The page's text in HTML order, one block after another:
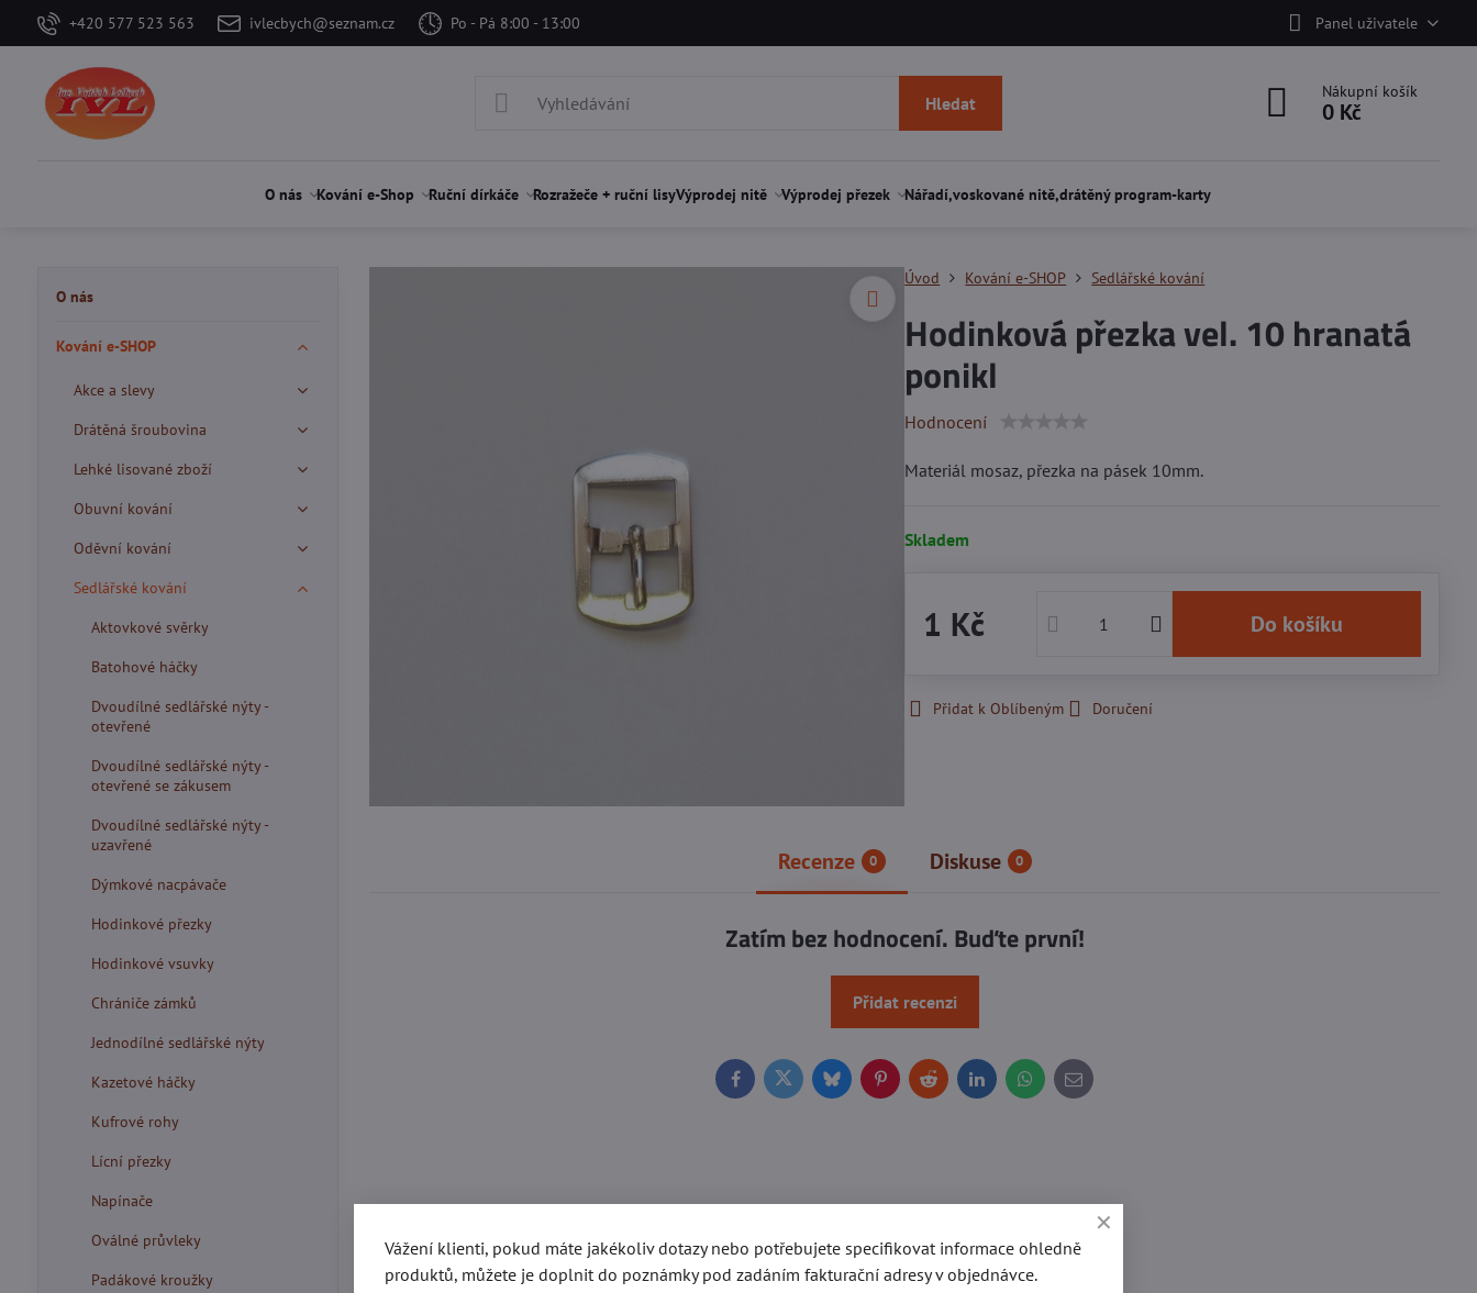
+420 577 523 563 ivlecbych@seznam.cz Po - Pá 8:00 - 13:00 Panel uživatele
Hledat
Nákupní košík
0 Kč
O nás Kování e-Shop Ruční dírkáče Rozražeče + ruční lisyVýprodej nitě Výprodej přezek Nářadí,voskované nitě,drátěný program-karty
Úvod Kování e-SHOP Sedlářské kování
Hodinková přezka vel. 10 hranatá
ponikl
Hodnocení
Materiál mosaz, přezka na pásek 10mm.
Skladem
1 Kč Do košíku
Přidat k Oblíbeným Doručení
Recenze 0 Diskuse 0
Zatím bez hodnocení. Buďte první!
Přidat recenzi
FacebookTwitterBlueskyPinterestRedditLinkedInWhatsApp
E-
mail
O nás
Kování e-SHOP
Akce a slevy
Drátěná šroubovina
Lehké lisované zboží
Obuvní kování
Oděvní kování
Sedlářské kování
Aktovkové svěrky
Batohové háčky
Dvoudílné sedlářské nýty -
otevřené
Dvoudílné sedlářské nýty -
otevřené se zákusem
Dvoudílné sedlářské nýty -
uzavřené
Dýmkové nacpávače
Hodinkové přezky
Hodinkové vsuvky
Chrániče zámků
Jednodílné sedlářské nýty
Kazetové háčky
Kufrové rohy
Lícní přezky
Napínače
Oválné průvleky
Padákové kroužky
Vážení klienti, pokud máte jakékoliv dotazy nebo potřebujete specifikovat informace ohledně
produktů, můžete je doplnit do poznámky pod zadáním fakturační adresy v objednávce.